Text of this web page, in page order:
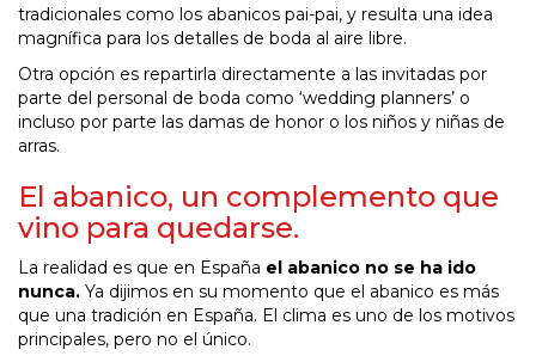
tradicionales como los abanicos pai-pai, y resulta una idea
magnífica para los detalles de boda al aire libre.
Otra opción es repartirla directamente a las invitadas por
parte del personal de boda como ‘wedding planners’ o
incluso por parte las damas de honor o los niños y niñas de
arras.
El abanico, un complemento que
vino para quedarse.
La realidad es que en España el abanico no se ha ido
nunca. Ya dijimos en su momento que el abanico es más
que una tradición en España. El clima es uno de los motivos
principales, pero no el único.